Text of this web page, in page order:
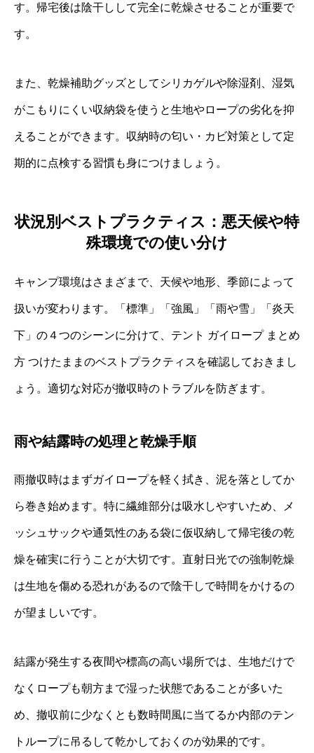
す。帰宅後は陰干しして完全に乾燥させることが重要で
す。
また、乾燥補助グッズとしてシリカゲルや除湿剤、湿気
がこもりにくい収納袋を使うと生地やロープの劣化を抑
えることができます。収納時の匂い・カビ対策として定
期的に点検する習慣も身につけましょう。
状況別ベストプラクティス：悪天候や特
殊環境での使い分け
キャンプ環境はさまざまで、天候や地形、季節によって
扱いが変わります。「標準」「強風」「雨や雪」「炎天
下」の４つのシーンに分けて、テント ガイロープ まとめ
方 つけたままのベストプラクティスを確認しておきまし
ょう。適切な対応が撤収時のトラブルを防ぎます。
雨や結露時の処理と乾燥手順
雨撤収時はまずガイロープを軽く拭き、泥を落としてか
ら巻き始めます。特に繊維部分は吸水しやすいため、メ
ッシュサックや通気性のある袋に仮収納して帰宅後の乾
燥を確実に行うことが大切です。直射日光での強制乾燥
は生地を傷める恐れがあるので陰干しで時間をかけるの
が望ましいです。
結露が発生する夜間や標高の高い場所では、生地だけで
なくロープも朝方まで湿った状態であることが多いた
め、撤収前に少なくとも数時間風に当てるか内部のテン
トループに吊るして乾かしておくのが効果的です。